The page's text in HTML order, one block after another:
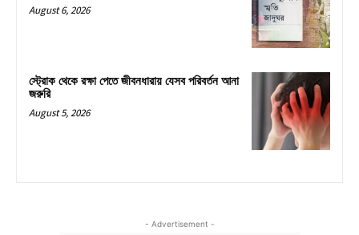
August 6, 2026
স্ট্রোক থেকে রক্ষা পেতে জীবনধারায় যেসব পরিবর্তন আনা
জরুরি
August 5, 2026
- Advertisement -